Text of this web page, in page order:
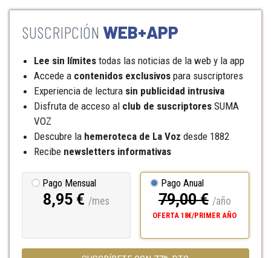
WEB+APP
Lee sin límites todas las noticias de la web y la app
Accede a contenidos exclusivos para suscriptores
Experiencia de lectura sin publicidad intrusiva
Disfruta de acceso al club de suscriptores SUMA
VOZ
Descubre la hemeroteca de La Voz desde 1882
Recibe newsletters informativas
Pago Mensual
8,95 € /mes
Pago Anual
79,00 € /año
OFERTA 18€/PRIMER AÑO